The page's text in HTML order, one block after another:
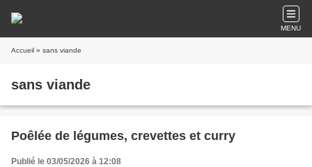
MENU
Accueil » sans viande
sans viande
Poêlée de légumes, crevettes et curry
Publié le 03/05/2026 à 12:08